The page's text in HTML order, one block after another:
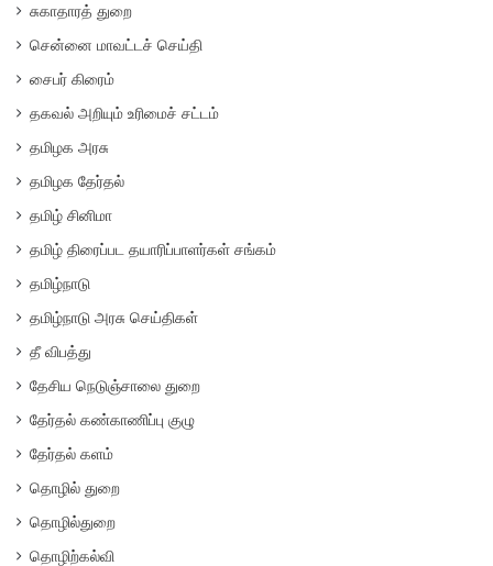
சுகாதாரத் துறை
சென்னை மாவட்டச் செய்தி
சைபர் கிரைம்
தகவல் அறியும் உரிமைச் சட்டம்
தமிழக அரசு
தமிழக தேர்தல்
தமிழ் சினிமா
தமிழ் திரைப்பட தயாரிப்பாளர்கள் சங்கம்
தமிழ்நாடு
தமிழ்நாடு அரசு செய்திகள்
தீ விபத்து
தேசிய நெடுஞ்சாலை துறை
தேர்தல் கண்காணிப்பு குழு
தேர்தல் களம்
தொழில் துறை
தொழில்துறை
தொழிற்கல்வி